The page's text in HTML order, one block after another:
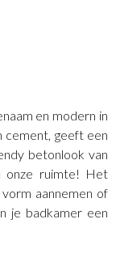
en modern in
cement, geeft een
betonlook van
onze ruimte! Het
aannemen of
je badkamer een